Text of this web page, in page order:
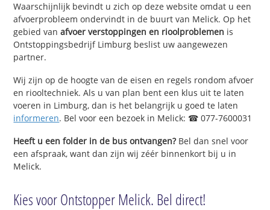
Waarschijnlijk bevindt u zich op deze website omdat u een
afvoerprobleem ondervindt in de buurt van Melick. Op het
gebied vanafvoer verstoppingen en rioolproblemen is
Ontstoppingsbedrijf Limburg beslist uw aangewezen
partner.
Wij zijn op de hoogte van de eisen en regels rondom afvoer
en riooltechniek. Als u van plan bent een klus uit te laten
voeren in Limburg, dan is het belangrijk u goed te laten
informeren. Bel voor een bezoek in Melick: ☎ 077-7600031
Heeft u een folder in de bus ontvangen?Bel dan snel voor
een afspraak, want dan zijn wij zéér binnenkort bij u in
Melick.
Kies voor Ontstopper Melick. Bel direct!